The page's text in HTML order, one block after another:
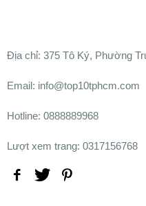
Ðịa chỉ: 375 Tô Ký, Phường
Email: info@top10tphcm.com
Hotline: 0888889968
Lượt xem trang: 0317156768